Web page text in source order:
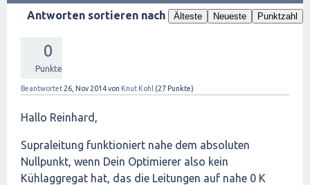
Antworten sortieren nach Älteste Neueste Punktzahl
0
Punkte
Beantwortet 26, Nov 2014von Knut Kohl (27 Punkte)
Hallo Reinhard,
Supraleitung funktioniert nahe dem absoluten
Nullpunkt, wenn Dein Optimierer also kein
Kühlaggregat hat, das die Leitungen auf nahe 0 K